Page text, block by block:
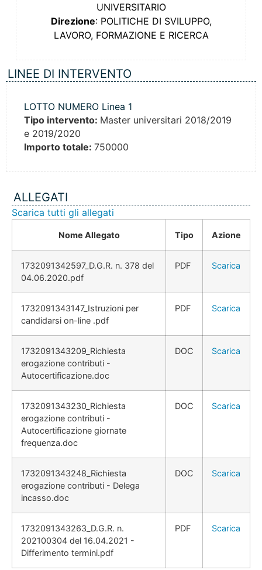
UNIVERSITARIO
Direzione: POLITICHE DI SVILUPPO,
LAVORO, FORMAZIONE E RICERCA
LINEE DI INTERVENTO
LOTTO NUMERO Linea 1
Tipo intervento: Master universitari 2018/2019
e 2019/2020
Importo totale: 750000
ALLEGATI
Scarica tutti gli allegati
Nome Allegato Tipo Azione
1732091342597_D.G.R. n. 378 del
04.06.2020.pdf
PDF Scarica
1732091343147_Istruzioni per
candidarsi on-line .pdf
PDF Scarica
1732091343209_Richiesta
erogazione contributi -
Autocertificazione.doc
DOC Scarica
1732091343230_Richiesta
erogazione contributi -
Autocertificazione giornate
frequenza.doc
DOC Scarica
1732091343248_Richiesta
erogazione contributi - Delega
incasso.doc
DOC Scarica
1732091343263_D.G.R. n.
202100304 del 16.04.2021 -
Differimento termini.pdf
PDF Scarica